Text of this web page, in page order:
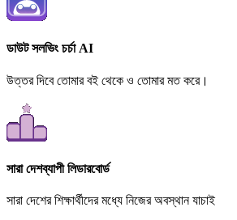
ডাউট সলভিং চর্চা AI
উত্তর দিবে তোমার বই থেকে ও তোমার মত করে।
সারা দেশব্যাপী লিডারবোর্ড
সারা দেশের শিক্ষার্থীদের মধ্যে নিজের অবস্থান যাচাই